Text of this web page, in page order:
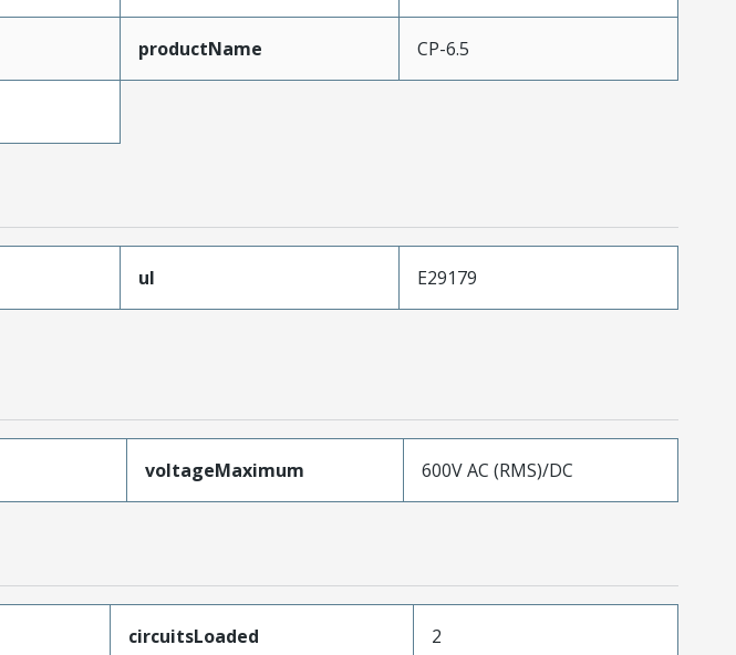
productName CP-6.5
ul
E29179
voltageMaximum 600V AC (RMS)/DC
circuitsLoaded 2